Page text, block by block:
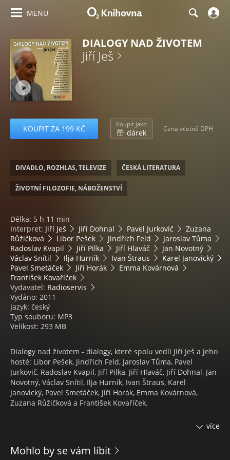
MENU
DIALOGY NAD ŽIVOTEM
Jiří Ješ
KOUPIT ZA 199 KČ Koupit jako
dárek Cena včetně DPH
DIVADLO, ROZHLAS, TELEVIZE ČESKÁ LITERATURA
ŽIVOTNÍ FILOZOFIE, NÁBOŽENSTVÍ
Délka: 5 h 11 min
Interpret: Jiří Ješ Jiří Dohnal Pavel Jurkovič
Zuzana
Růžičková
Libor Pešek Jindřich Feld
Jaroslav Tůma
Radoslav Kvapil
Jiří Pilka Jiří Hlaváč
Jan Novotný
Václav Snítil
Ilja Hurník Ivan Štraus
Karel Janovický
Pavel Smetáček
Jiří Horák
Emma Kovárnová
František Kovaříček
Vydavatel: Radioservis
Vydáno: 2011
Jazyk: český
Typ souboru: MP3
Velikost: 293 MB
Dialogy nad životem - dialogy, které spolu vedli Jiří Ješ a jeho
hosté: Libor Pešek, Jindřich Feld, Jaroslav Tůma, Pavel
Jurkovič, Radoslav Kvapil, Jiří Pilka, Jiří Hlaváč, Jiří Dohnal, Jan
Novotný, Václav Snítil, Ilja Hurník, Ivan Štraus, Karel
Janovický, Pavel Smetáček, Jiří Horák, Emma Kovárnová,
Zuzana Růžičková a František Kovaříček.
Když jsem přemýšlel o tom, jaký nepsaný odkaz bych zde
devadesátých let jsem takto nazvaný návrh pořadů předložil
více
Mohlo by se vám líbit